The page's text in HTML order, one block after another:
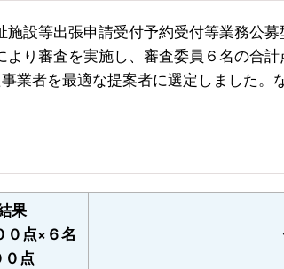
設等出張申請受付予約受付等業務公
り審査を実施し、審査委員６名の合
業者を最適な提案者に選定しました。
果
０点×６名
０点